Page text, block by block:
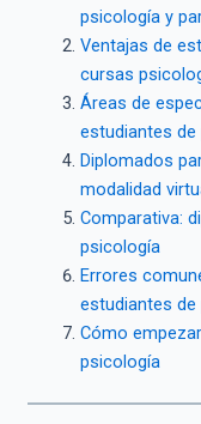
psicología y
Ventajas de
cursas
Áreas de
estudiantes
Diplomados
modalidad
Comparativa:
psicología
Errores
estudiantes
Cómo
psicología